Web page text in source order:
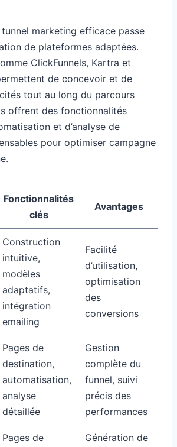
tunnel marketing efficace passe
de plateformes adaptées.
ClickFunnels, Kartra et
de concevoir et de
tout au long du parcours
offrent des fonctionnalités
et d’analyse de
pour optimiser campagne
Fonctionnalités
clés
Avantages
Construction
intuitive,
modèles
adaptatifs,
intégration
emailing
Facilité
d’utilisation,
optimisation
des
conversions
Pages de
destination,
automatisation,
analyse
détaillée
Gestion
complète du
funnel, suivi
précis des
performances
Pages de
Génération de